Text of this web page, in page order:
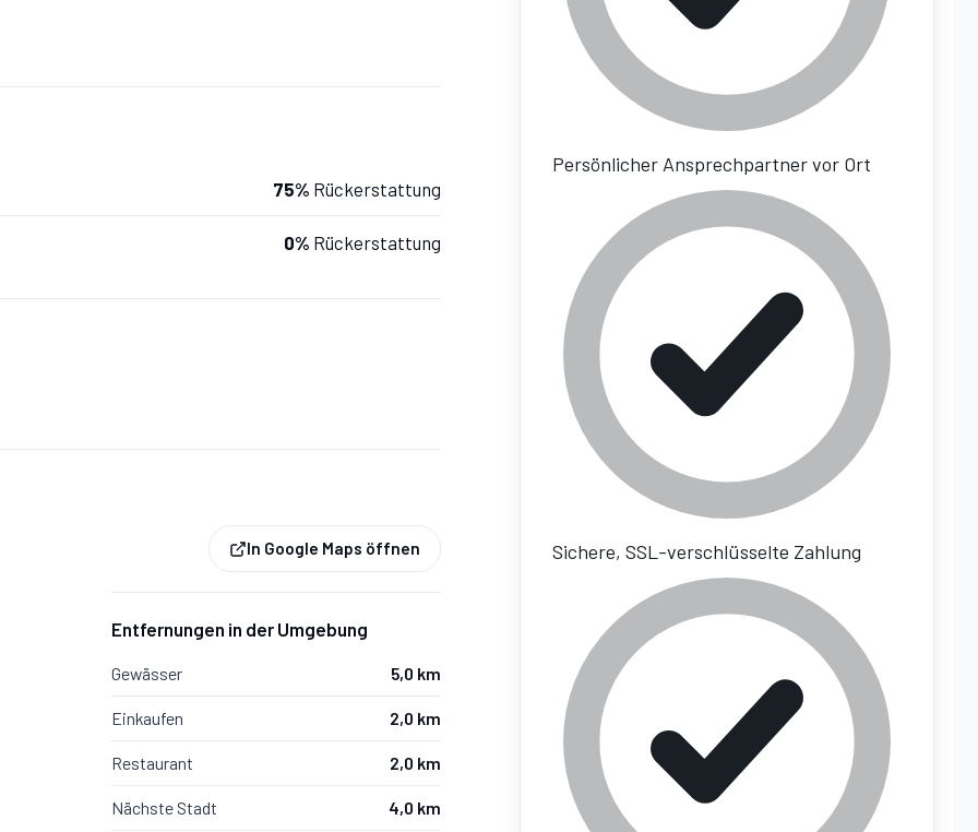
75% Rückerstattung
0% Rückerstattung
In Google Maps öffnen
Entfernungen in der Umgebung
Gewässer 5,0 km
Einkaufen 2,0 km
Restaurant 2,0 km
Nächste Stadt 4,0 km
Persönlicher Ansprechpartner vor Ort
Sichere, SSL-verschlüsselte Zahlung